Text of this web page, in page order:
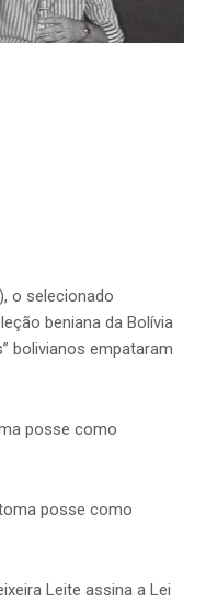
o selecionado
beniana da Bolívia
bolivianos empataram
posse como
posse como
Leite assina a Lei